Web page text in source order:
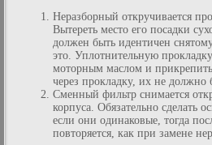
Неразборный откручивается
Вытереть место его посадки
должен быть идентичен
это. Уплотнительную
моторным маслом и
через прокладку, их не должно
Сменный фильтр снимается
корпуса. Обязательно сделать
если они одинаковые, тогда
повторяется, как при замене